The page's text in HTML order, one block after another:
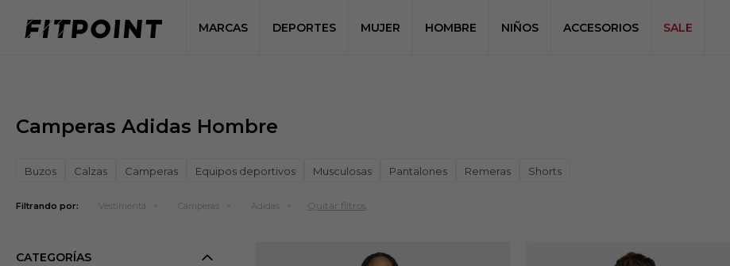
MARCAS DEPORTES MUJER HOMBRE NIÑOS ACCESORIOS SALE
Camperas Adidas Hombre
Buzos Calzas Camperas Equipos deportivos Musculosas Pantalones Remeras Shorts
Filtrando por: Vestimenta Camperas Adidas Quitar filtros
CATEGORÍAS